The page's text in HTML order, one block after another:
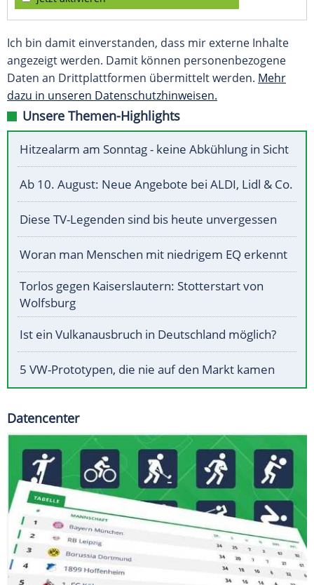
Ich bin damit einverstanden, dass mir externe Inhalte
angezeigt werden. Damit können personenbezogene
Daten an Drittplattformen übermittelt werden. Mehr
dazu in unseren Datenschutzhinweisen.
Unsere Themen-Highlights
Hitzealarm am Sonntag - keine Abkühlung in Sicht
Ab 10. August: Neue Angebote bei ALDI, Lidl & Co.
Diese TV-Legenden sind bis heute unvergessen
Woran man Menschen mit niedrigem EQ erkennt
Torlos gegen Kaiserslautern: Stotterstart von
Wolfsburg
Ist ein Vulkanausbruch in Deutschland möglich?
5 VW-Prototypen, die nie auf den Markt kamen
Datencenter